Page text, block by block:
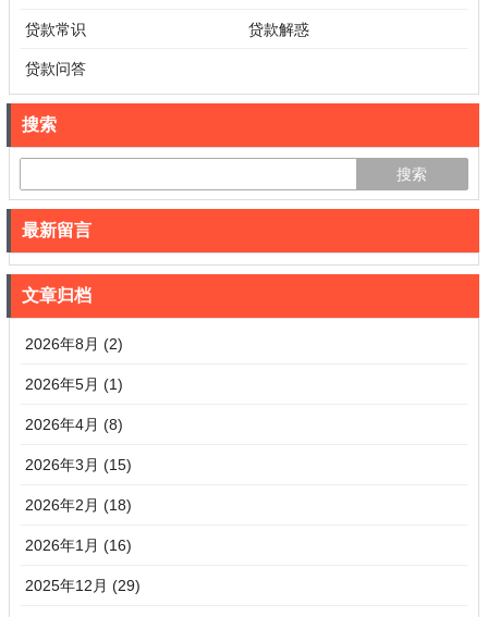
贷款常识 贷款解惑
贷款问答
搜索
最新留言
文章归档
2026年8月 (2)
2026年5月 (1)
2026年4月 (8)
2026年3月 (15)
2026年2月 (18)
2026年1月 (16)
2025年12月 (29)